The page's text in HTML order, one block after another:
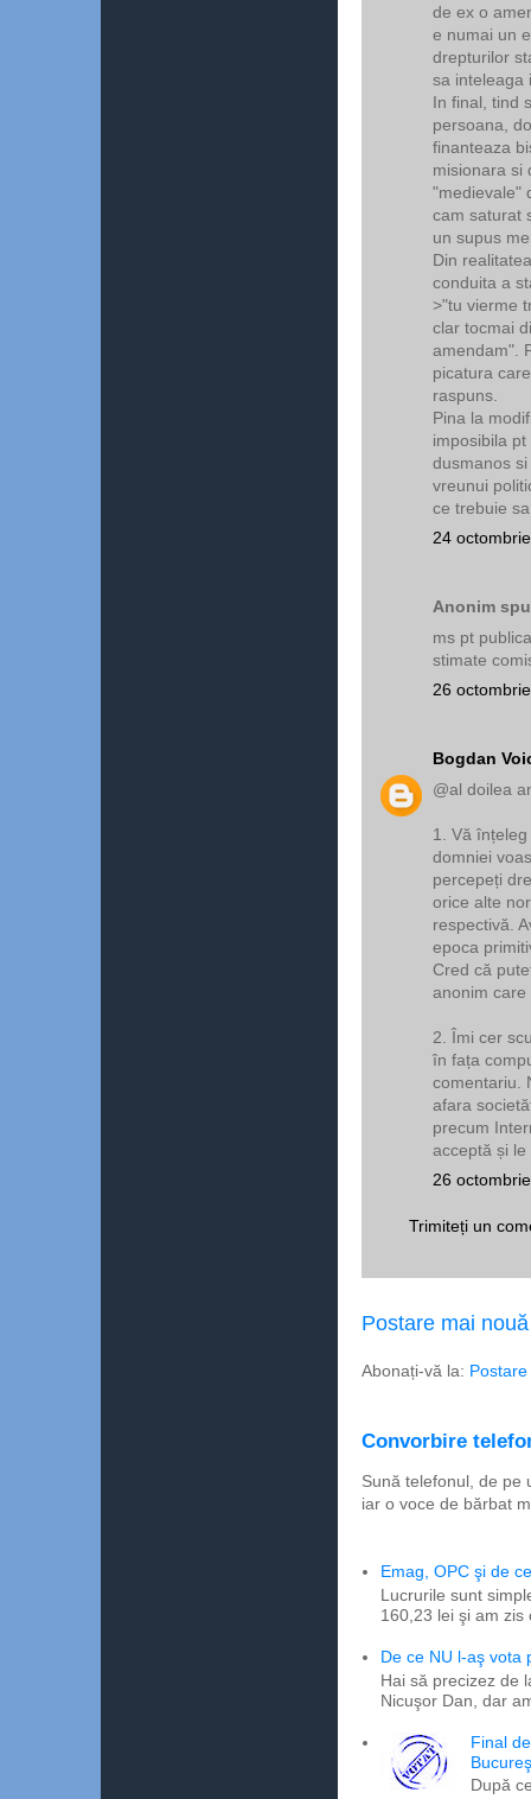
de ex o
e numai un
drepturilor
sa inteleaga
In final, tind
persoana,
finanteaza
misionara si
"medievale"
cam saturat
un supus
Din
conduita a
>"tu vierme
clar tocmai
amendam".
picatura
raspuns.
Pina la
imposibila
dusmanos
vreunui
ce trebuie
24
Anonim
ms pt
stimate
26
Bogdan
@al doilea
1. Vă
domniei
percepeți
orice alte
respectivă.
epoca
Cred că
anonim care
2. Îmi cer
în fața
comentariu.
afara
precum
acceptă și
26
Trimiteți un
Postare mai nouă
Abonați-vă la:
Convorbire
Sună telefonul, de pe
iar o voce de bărbat
Emag, OPC şi de
Lucrurile sunt
160,23 lei şi am
De ce NU l-aş vota
Hai să precizez de
Nicuşor Dan, dar
Final
După